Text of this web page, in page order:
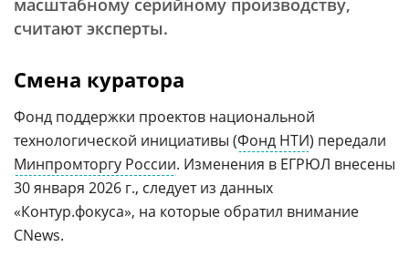
масштабному серийному производству,
считают эксперты.
Смена куратора
Фонд поддержки проектов национальной
технологической инициативы (Фонд НТИ) передали
Минпромторгу России. Изменения в ЕГРЮЛ внесены
30 января 2026 г., следует из данных
«Контур.фокуса», на которые обратил внимание
CNews.